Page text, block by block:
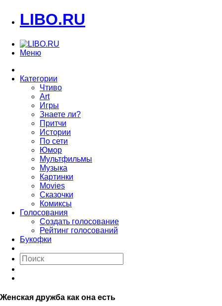
LIBO.RU
Меню
Категории
Чтиво
Art
Игры
Знаете ли?
Притчи
Истории
По сети
Юмор
Мультфильмы
Музыка
Картинки
Movies
Сказочки
Комиксы
Голосования
Создать голосование
Рейтинг голосований
Букофки
Женская дружба как она есть